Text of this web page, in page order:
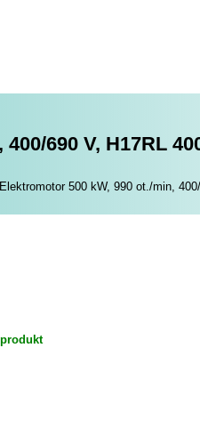
690 V, H17RL
Elektromotor 500 kW, 990 ot./min,